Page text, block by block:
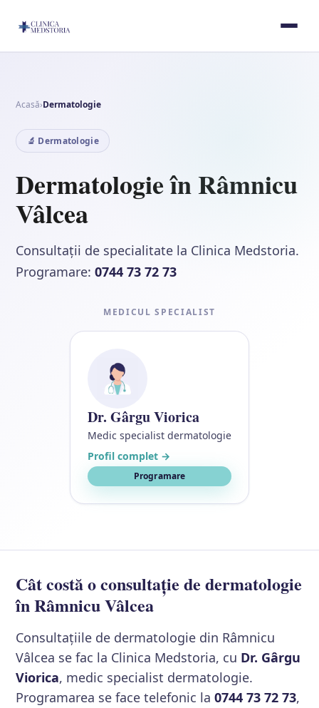
Acasă›Dermatologie
🔬 Dermatologie
Dermatologie în Râmnicu
Vâlcea
Consultații de specialitate la Clinica Medstoria.
Programare:0744 73 72 73
MEDICUL SPECIALIST
Dr. Gârgu Viorica
Medic specialist dermatologie
Profil complet →
Programare
Cât costă o consultație de dermatologie
în Râmnicu Vâlcea
Consultațiile de dermatologie din Râmnicu
Vâlcea se fac la Clinica Medstoria, cu Dr. Gârgu
Viorica, medic specialist dermatologie.
Programarea se face telefonic la0744 73 72 73,